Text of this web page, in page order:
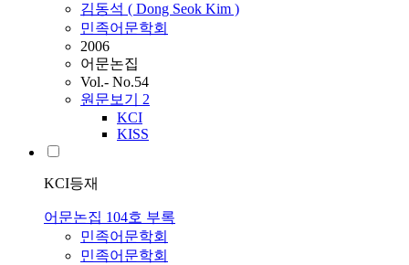
김동석 ( Dong Seok Kim )
민족어문학회
2006
어문논집
Vol.- No.54
원문보기 2
KCI
KISS
KCI등재
어문논집 104호 부록
민족어문학회
민족어문학회